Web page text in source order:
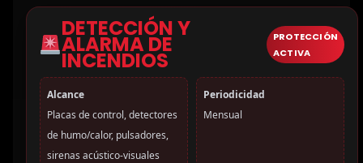
DETECCIÓN Y
ALARMA DE
INCENDIOS
PROTECCIÓN
ACTIVA
Alcance
Placas de control, detectores
de humo/calor, pulsadores,
sirenas acústico-visuales
Periodicidad
Mensual